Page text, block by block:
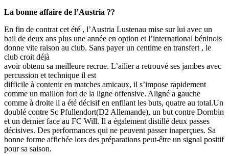
La bonne affaire de l’Austria ??
En fin de contrat cet été , l’Austria Lustenau mise sur lui avec un
bail de deux ans plus une année en option et l’international béninois
donne vite raison au club. Sans payer un centime en transfert , le
club croit déjà
avoir obtenu sa meilleure recrue. L’ailier a retrouvé ses jambes avec
percussion et technique il est
difficile à contenir en matches amicaux, il s’impose rapidement
comme un maillon fort de la ligne offensive. Aligné a gauche
comme à droite il a été décisif en enfilant les buts, quatre au total.Un
doublé contre Sc Pfullendort(D2 Allemande), un but contre Dornbin
et un dernier face au FC Will. Il a également distillé deux passes
décisives. Des performances qui ne peuvent passer inaperçues. Sa
bonne forme affichée lors des préparations peut-être un signal positif
pour sa saison.